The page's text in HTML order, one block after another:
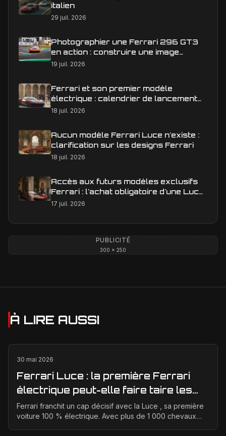
italien
29 juil. 2026
Photographier une Ferrari 296 GT3
en action : construire une image
éditoriale qui raconte la course
19 juil. 2026
Ferrari et son premier modèle
électrique : calendrier de lancement
en Europe
18 juil. 2026
Aucun modèle Ferrari Luce n'existe :
clarification sur les designs Ferrari
18 juil. 2026
Accès aux futurs modèles exclusifs
Ferrari : l'achat obligatoire d'une Luce
est-il une réalité ?
17 juil. 2026
PUBLICITÉ
300 × 250
À LIRE AUSSI
30 mai 2026
Ferrari Luce : la première Ferrari
électrique peut-elle faire taire les
critiques sur son design ?
Ferrari franchit un cap décisif avec la Luce , sa première
voiture 100 % électrique. Avec plus de 1 000 chevaux